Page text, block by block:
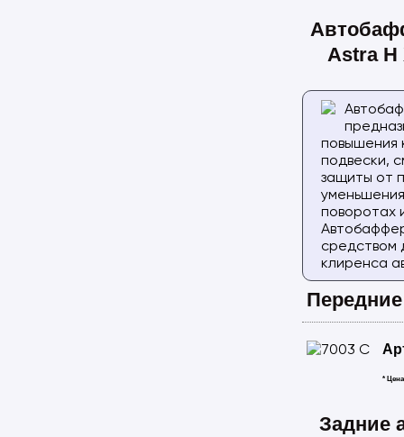
Astra H
повышения
подвески,
защиты от
поворотах
средством
клиренса
*
Задние